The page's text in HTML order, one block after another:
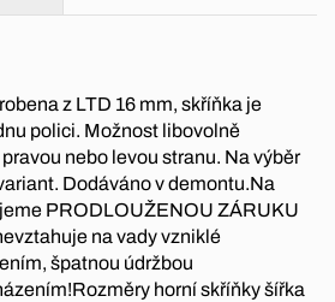
z LTD 16 mm, skříňka je
polici. Možnost libovolně
nebo levou stranu. Na výběr
Dodáváno v demontu.Na
PRODLOUŽENOU ZÁRUKU
na vady vzniklé
špatnou údržbou
horní skříňky šířka